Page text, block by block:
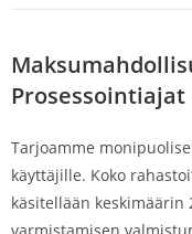
Prosessointiajat
Tarjoamme
käyttäjille. Koko
käsitellään